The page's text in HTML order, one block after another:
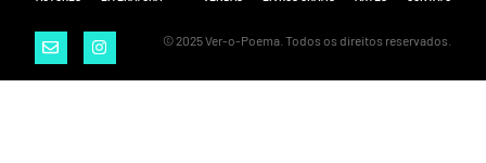
© 2025 Ver-o-Poema. Todos os direitos reservados.